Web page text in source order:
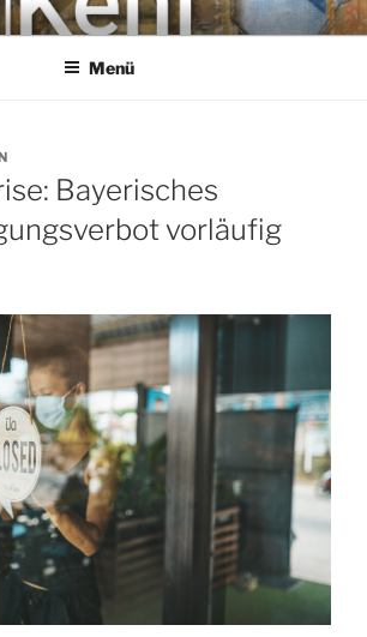
mbH
Menü
Bayerisches
vorläufig